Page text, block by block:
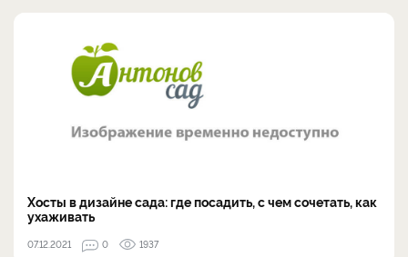
Хосты в дизайне сада: где посадить, с чем сочетать, как
ухаживать
07.12.2021 0 1937